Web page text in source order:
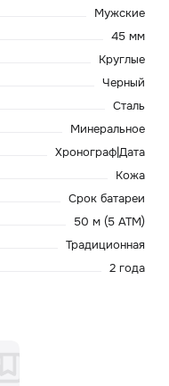
Мужские
45 мм
Круглые
Черный
Сталь
Минеральное
Хронограф|Дата
Кожа
Срок батареи
50 м (5 АТМ)
Традиционная
2 года